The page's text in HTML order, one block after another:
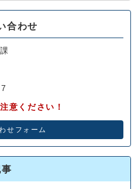
合わせ
意ください！
せフォーム